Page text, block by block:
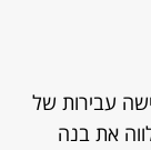
עבירות של
את בנה